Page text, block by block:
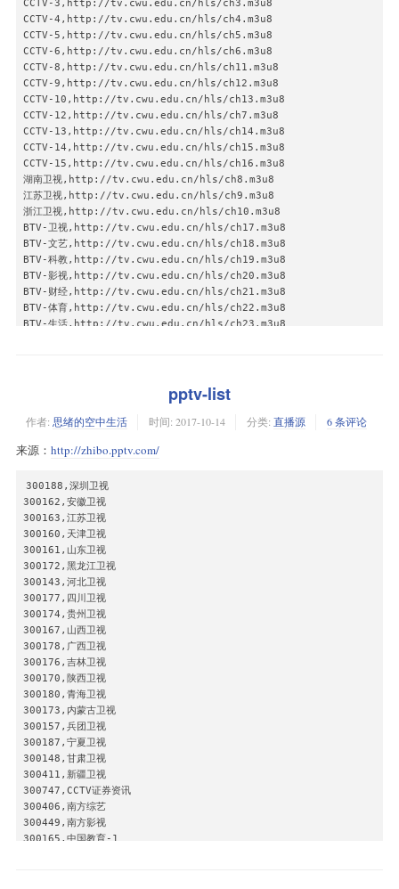
CDTV-3:igmp://239.93.0.18:1238
CDTV-4:igmp://239.93.0.19:1250
CDTV-5:igmp://239.93.0.20:1235
CDTV-6:igmp://239.93.0.21:1251
CDTV-7美食天府:igmp://239.93.0.23:1253
CDTV-8:igmp://239.93.0.22:1252
花儿高清电影:igmp://239.93.0.224:1281
资讯新干线:igmp://239.93.0.236:1283
蓉城先锋:igmp://239.93.0.91:2101
家有购物:igmp://239.93.1.232:5140
快乐购物:igmp://239.93.1.233:5140
四川卫视:igmp://239.93.0.238:5140
SCTV-2:igmp://239.93.0.239:5140
SCTV-3:igmp://239.93.0.240:5140
SCTV-4:igmp://239.93.0.241:5140
SCTV-5:igmp://239.93.0.242:5140
SCTV-6:igmp://239.93.0.243:5140
SCTV-7:igmp://239.93.0.244:5140
SCTV-科教:igmp://239.93.0.221:5140
SCTV-9:igmp://239.93.0.245:5140
时尚购物:igmp://239.93.1.247:5140
好享购物:igmp://239.93.1.249:5140
江苏卫视:igmp://239.93.0.72:5140
北京卫视:igmp://239.93.0.71:5140
深圳卫视:igmp://239.93.0.248:5140
东方卫视:igmp://239.93.0.70:5140
安徽卫视:igmp://239.93.0.75:5140
天津卫视:igmp://239.93.0.85:5140
辽宁卫视:igmp://239.93.0.74:5140
山东卫视:igmp://239.93.0.76:5140
云南卫视:igmp://239.93.0.174:5140
河南卫视:igmp://239.93.0.84:5140
黑龙江卫视:igmp://239.93.0.87:5140
江西卫视:igmp://239.93.0.83:5140
贵州卫视:igmp://239.93.0.127:5140
湖北卫视:igmp://239.93.0.82:5140
重庆卫视:igmp://239.93.0.90:5140
东南卫视:igmp://239.93.0.81:5140
河北卫视:igmp://239.93.0.5:5140
广东卫视:igmp://239.93.0.78:5140
广西卫视:igmp://239.93.0.24:5140
吉林卫视:igmp://239.93.0.86:5140
陕西卫视:igmp://239.93.0.176:5140
山西卫视:igmp://239.93.0.6:5140
内蒙古卫视:igmp://239.93.0.8:5140
青海卫视:igmp://239.93.0.192:5140
广东卫视,http://119.90.32.149:9009/live/chid=35
深圳卫视,http://119.90.32.149:9009/live/chid=36
浙江卫视,http://119.90.32.149:9009/live/chid=41
东方卫视,http://119.90.32.149:9009/live/chid=42
西藏卫视,http://119.90.32.149:9009/live/chid=44
青海卫视,http://119.90.32.149:9009/live/chid=46
新疆卫视,http://119.90.32.149:9009/live/chid=47
河北卫视,http://119.90.32.149:9009/live/chid=48
湖北卫视,http://119.90.32.149:9009/live/chid=49
旅游卫视,http://119.90.32.149:9009/live/chid=50
宁夏卫视,http://119.90.32.149:9009/live/chid=51
辽宁卫视,http://119.90.32.149:9009/live/chid=52
厦门卫视,http://119.90.32.149:9009/live/chid=87
金鹰卡通,http://119.90.32.149:9009/live/chid=53
卡酷少儿,http://119.90.32.149:9009/live/chid=54
嘉佳卡通,http://119.90.32.149:9009/live/chid=77
CCTV-3,http://tv.cwu.edu.cn/hls/ch3.m3u8
CCTV-4,http://tv.cwu.edu.cn/hls/ch4.m3u8
CCTV-5,http://tv.cwu.edu.cn/hls/ch5.m3u8
CCTV-6,http://tv.cwu.edu.cn/hls/ch6.m3u8
CCTV-8,http://tv.cwu.edu.cn/hls/ch11.m3u8
CCTV-9,http://tv.cwu.edu.cn/hls/ch12.m3u8
CCTV-10,http://tv.cwu.edu.cn/hls/ch13.m3u8
CCTV-12,http://tv.cwu.edu.cn/hls/ch7.m3u8
CCTV-13,http://tv.cwu.edu.cn/hls/ch14.m3u8
CCTV-14,http://tv.cwu.edu.cn/hls/ch15.m3u8
CCTV-15,http://tv.cwu.edu.cn/hls/ch16.m3u8
湖南卫视,http://tv.cwu.edu.cn/hls/ch8.m3u8
江苏卫视,http://tv.cwu.edu.cn/hls/ch9.m3u8
浙江卫视,http://tv.cwu.edu.cn/hls/ch10.m3u8
BTV-卫视,http://tv.cwu.edu.cn/hls/ch17.m3u8
BTV-文艺,http://tv.cwu.edu.cn/hls/ch18.m3u8
BTV-科教,http://tv.cwu.edu.cn/hls/ch19.m3u8
BTV-影视,http://tv.cwu.edu.cn/hls/ch20.m3u8
BTV-财经,http://tv.cwu.edu.cn/hls/ch21.m3u8
BTV-体育,http://tv.cwu.edu.cn/hls/ch22.m3u8
BTV-生活,http://tv.cwu.edu.cn/hls/ch23.m3u8
深圳卫视,http://tv.cwu.edu.cn/hls/ch27.m3u8
云南卫视,http://tv.cwu.edu.cn/hls/ch28.m3u8
安徽卫视,http://tv.cwu.edu.cn/hls/ch29.m3u8
山东卫视,http://tv.cwu.edu.cn/hls/ch31.m3u8
重庆卫视,http://tv.cwu.edu.cn/hls/ch33.m3u8
旅游卫视,http://tv.cwu.edu.cn/hls/ch34.m3u8
pptv-list
作者: 思绪的空中生活 时间: 2017-10-14 分类: 直播源 6 条评论
来源： http://zhibo.pptv.com/
300188,深圳卫视
300162,安徽卫视
300163,江苏卫视
300160,天津卫视
300161,山东卫视
300172,黑龙江卫视
300143,河北卫视
300177,四川卫视
300174,贵州卫视
300167,山西卫视
300178,广西卫视
300176,吉林卫视
300170,陕西卫视
300180,青海卫视
300173,内蒙古卫视
300157,兵团卫视
300187,宁夏卫视
300148,甘肃卫视
300411,新疆卫视
300747,CCTV证券资讯
300406,南方综艺
300449,南方影视
300165,中国教育-1